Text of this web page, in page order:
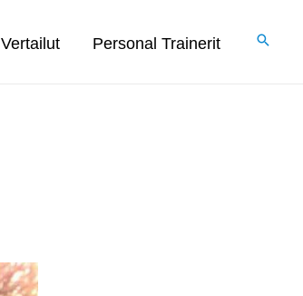
Vertailut Personal Trainerit